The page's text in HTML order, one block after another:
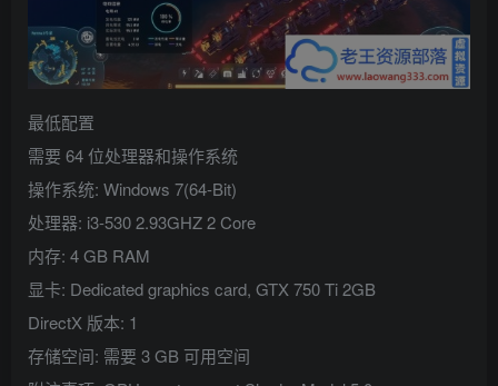
最低配置
需要 64 位处理器和操作系统
操作系统: Windows 7(64-Bit)
处理器: i3-530 2.93GHZ 2 Core
内存: 4 GB RAM
显卡: Dedicated graphics card, GTX 750 Ti 2GB
DirectX 版本: 1
存储空间: 需要 3 GB 可用空间